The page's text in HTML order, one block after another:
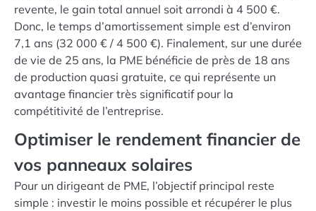
revente, le gain total annuel soit arrondi à 4 500 €.
Donc, le temps d’amortissement simple est d’environ
7,1 ans (32 000 € / 4 500 €). Finalement, sur une durée
de vie de 25 ans, la PME bénéficie de près de 18 ans
de production quasi gratuite, ce qui représente un
avantage financier très significatif pour la
compétitivité de l’entreprise.
Optimiser le rendement financier de
vos panneaux solaires
Pour un dirigeant de PME, l’objectif principal reste
simple : investir le moins possible et récupérer le plus